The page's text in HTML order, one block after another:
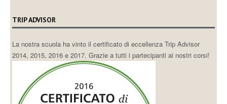
TRIP ADVISOR
La nostra scuola ha vinto il certificato di eccellenza Trip Advisor
2014, 2015, 2016 e 2017. Grazie a tutti i partecipanti ai nostri corsi!